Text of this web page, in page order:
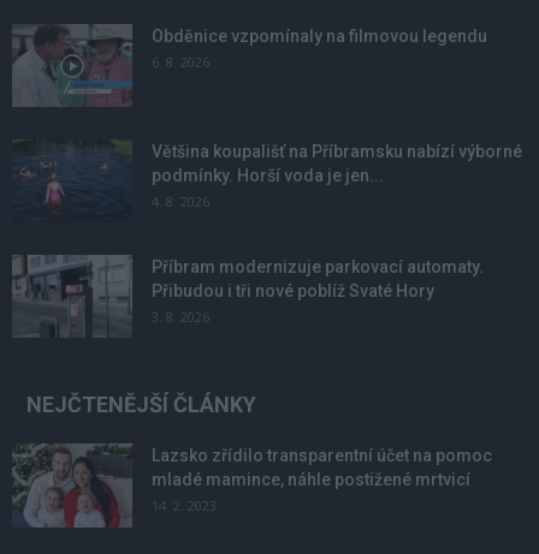
Obděnice vzpomínaly na filmovou legendu
6. 8. 2026
Většina koupališť na Příbramsku nabízí výborné
podmínky. Horší voda je jen...
4. 8. 2026
Příbram modernizuje parkovací automaty.
Přibudou i tři nové poblíž Svaté Hory
3. 8. 2026
NEJČTENĚJŠÍ ČLÁNKY
Lazsko zřídilo transparentní účet na pomoc
mladé mamince, náhle postižené mrtvicí
14. 2. 2023